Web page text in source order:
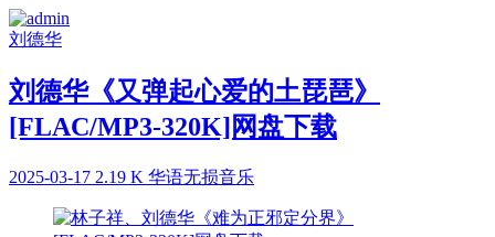
刘德华
刘德华《又弹起心爱的土琵琶》
[FLAC/MP3-320K]网盘下载
2025-03-17 2.19 K 华语无损音乐